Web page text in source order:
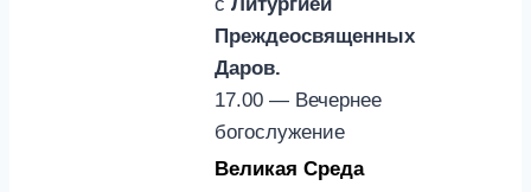
Преждеосвященных
Даров.
17.00 — Вечернее
богослужение
Великая Среда